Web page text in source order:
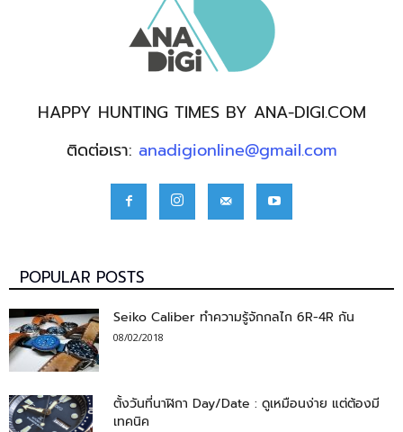
HAPPY HUNTING TIMES BY ANA-DIGI.COM
ติดต่อเรา: anadigionline@gmail.com
POPULAR POSTS
Seiko Caliber ทำความรู้จักกลไก 6R-4R กัน
08/02/2018
ตั้งวันที่นาฬิกา Day/Date : ดูเหมือนง่าย แต่ต้องมี
เทคนิค